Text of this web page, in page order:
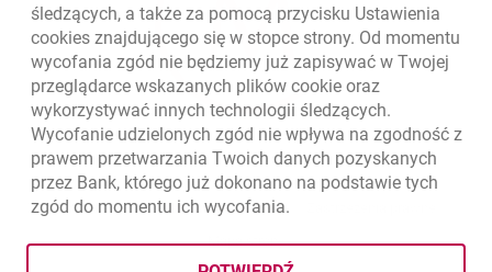
Ochrona danychotwiera się w nowej karcie
Ustawieniacookies
Mapa stronyotwiera się w nowej karcie
śledzących, a także za pomocą przycisku Ustawienia
cookies znajdującego się w stopce strony. Od momentu
wycofania zgód nie będziemy już zapisywać w Twojej
przeglądarce wskazanych plików cookie oraz
wykorzystywać innych technologii śledzących.
Wycofanie udzielonych zgód nie wpływa na zgodność z
prawem przetwarzania Twoich danych pozyskanych
przez Bank, którego już dokonano na podstawie tych
zgód do momentu ich wycofania.